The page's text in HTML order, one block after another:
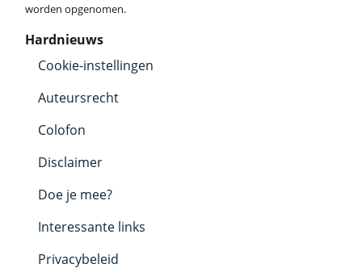
worden opgenomen.
Hardnieuws
Cookie-instellingen
Auteursrecht
Colofon
Disclaimer
Doe je mee?
Interessante links
Privacybeleid